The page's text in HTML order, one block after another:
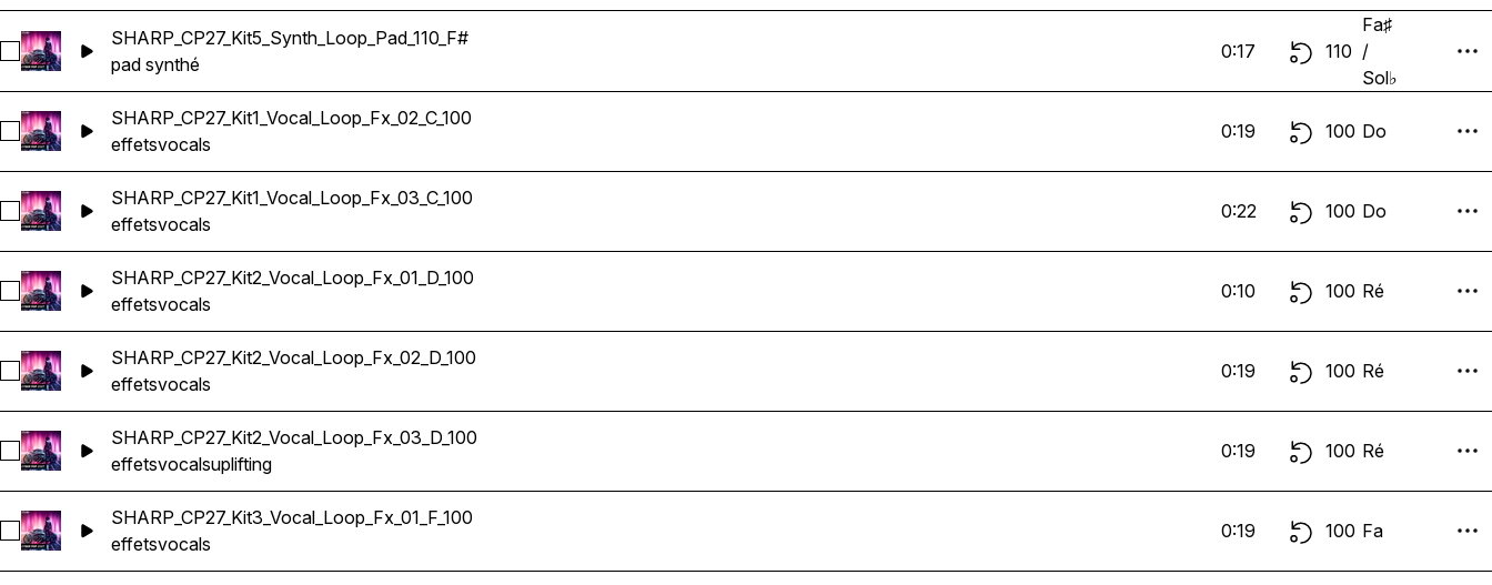
Sélectionnez SHARP_CP27_Kit5_Synth_Loop_Pad_110_F#
SHARP_CP27_Kit5_Synth_Loop_Pad_110_F#
pad synthé
0:17 110
Fa♯
/
Sol♭
Sélectionnez SHARP_CP27_Kit1_Vocal_Loop_Fx_02_C_100
SHARP_CP27_Kit1_Vocal_Loop_Fx_02_C_100
effetsvocals
0:19 100 Do
Sélectionnez SHARP_CP27_Kit1_Vocal_Loop_Fx_03_C_100
SHARP_CP27_Kit1_Vocal_Loop_Fx_03_C_100
effetsvocals
0:22 100 Do
Sélectionnez SHARP_CP27_Kit2_Vocal_Loop_Fx_01_D_100
SHARP_CP27_Kit2_Vocal_Loop_Fx_01_D_100
effetsvocals
0:10 100 Ré
Sélectionnez SHARP_CP27_Kit2_Vocal_Loop_Fx_02_D_100
SHARP_CP27_Kit2_Vocal_Loop_Fx_02_D_100
effetsvocals
0:19 100 Ré
Sélectionnez SHARP_CP27_Kit2_Vocal_Loop_Fx_03_D_100
SHARP_CP27_Kit2_Vocal_Loop_Fx_03_D_100
effetsvocalsuplifting
0:19 100 Ré
Sélectionnez SHARP_CP27_Kit3_Vocal_Loop_Fx_01_F_100
SHARP_CP27_Kit3_Vocal_Loop_Fx_01_F_100
effetsvocals
0:19 100 Fa